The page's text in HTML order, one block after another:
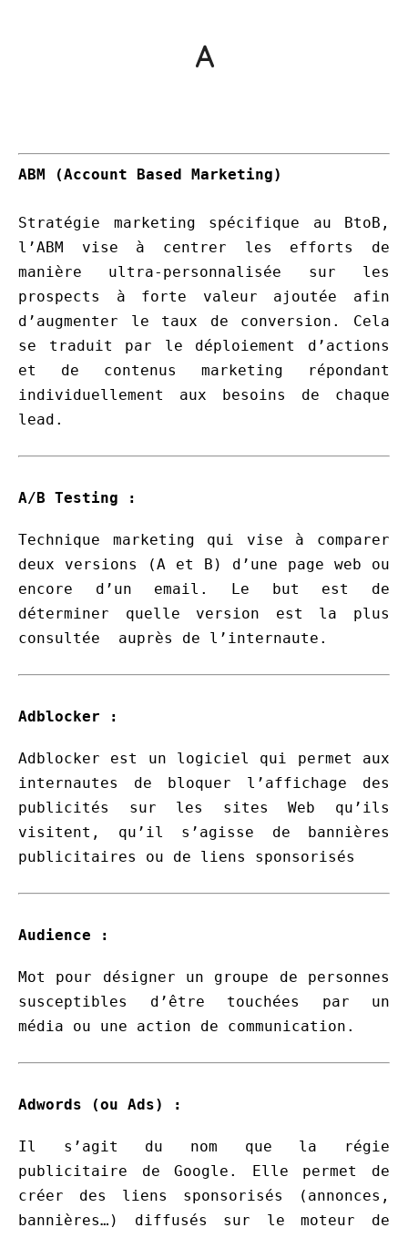
A
ABM (Account Based Marketing)
Stratégie marketing spécifique au BtoB,
l’ABM vise à centrer les efforts de
manière ultra-personnalisée sur les
prospects à forte valeur ajoutée afin
d’augmenter le taux de conversion. Cela
se traduit par le déploiement d’actions
et de contenus marketing répondant
individuellement aux besoins de chaque
lead.
A/B Testing :
Technique marketing qui vise à comparer
deux versions (A et B) d’une page web ou
encore d’un email. Le but est de
déterminer quelle version est la plus
consultée auprès de l’internaute.
Adblocker :
Adblocker est un logiciel qui permet aux
internautes de bloquer l’affichage des
publicités sur les sites Web qu’ils
visitent, qu’il s’agisse de bannières
publicitaires ou de liens sponsorisés
Audience :
Mot pour désigner un groupe de personnes
susceptibles d’être touchées par un
média ou une action de communication.
Adwords (ou Ads) :
Il s’agit du nom que la régie
publicitaire de Google. Elle permet de
créer des liens sponsorisés (annonces,
bannières…) diffusés sur le moteur de